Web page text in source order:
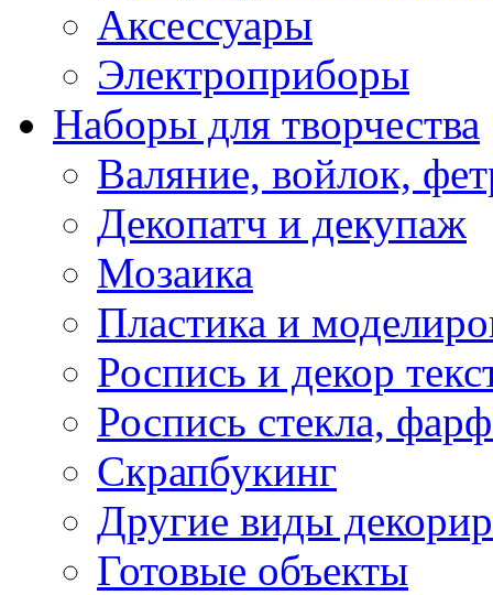
Аксессуары
Электроприборы
Наборы для творчества
Валяние, войлок,
Декопатч и декупаж
Мозаика
Пластика и
Роспись и декор
Роспись стекла,
Скрапбукинг
Другие виды
Готовые объекты